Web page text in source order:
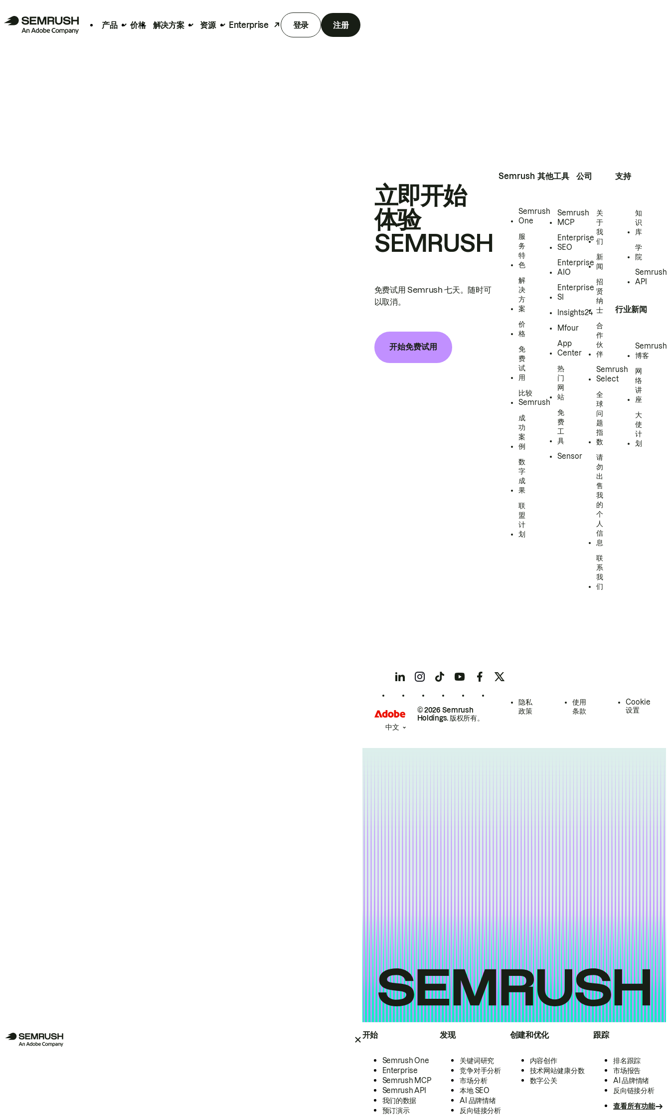
产品 价格 解决方案 资源 Enterprise 登录 注册
开始
Semrush One
Enterprise
Semrush MCP
Semrush API
我们的数据
预订演示
发现
关键词研究
竞争对手分析
市场分析
本地 SEO
AI 品牌情绪
反向链接分析
创建和优化
内容创作
技术网站健康分数
数字公关
跟踪
排名跟踪
市场报告
AI 品牌情绪
反向链接分析
查看所有功能
立即开始
体验
SEMRUSH
免费试用 Semrush 七天。随时可
以取消。
开始免费试用
Semrush
Semrush
One
服
务
特
色
解
决
方
案
价
格
免
费
试
用
比较
Semrush
成
功
案
例
数
字
成
果
联
盟
计
划
其他工具
Semrush
MCP
Enterprise
SEO
Enterprise
AIO
Enterprise
SI
Insights24
Mfour
App
Center
热
门
网
站
免
费
工
具
Sensor
公司
关
于
我
们
新
闻
招
贤
纳
士
合
作
伙
伴
Semrush
Select
全
球
问
题
指
数
请
勿
出
售
我
的
个
人
信
息
联
系
我
们
支持
知
识
库
学
院
Semrush
API
行业新闻
Semrush
博客
网
络
讲
座
大
使
计
划
© 2026 Semrush
Holdings. 版权所有。
隐私
政策
使用
条款
Cookie
设置
中文